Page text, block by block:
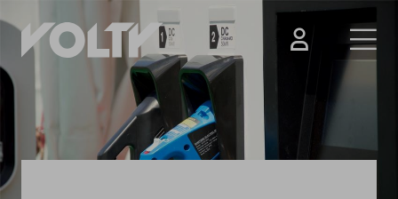
ACHETER
Voitures électrique